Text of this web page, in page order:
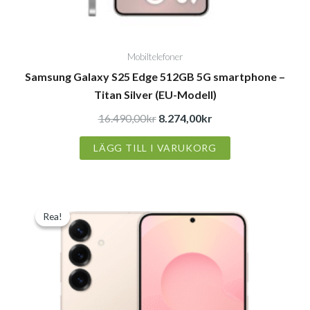
Mobiltelefoner
Samsung Galaxy S25 Edge 512GB 5G smartphone –
Titan Silver (EU-Modell)
16.490,00kr 8.274,00kr
LÄGG TILL I VARUKORG
Rea!
Rea!
ursprungliga
12.490,00kr.
nuvarande